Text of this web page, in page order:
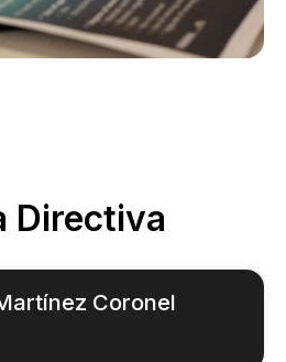
Directiva
Coronel